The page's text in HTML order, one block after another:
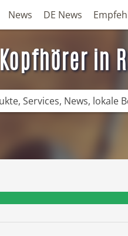
News DE News
Kopfhörer in